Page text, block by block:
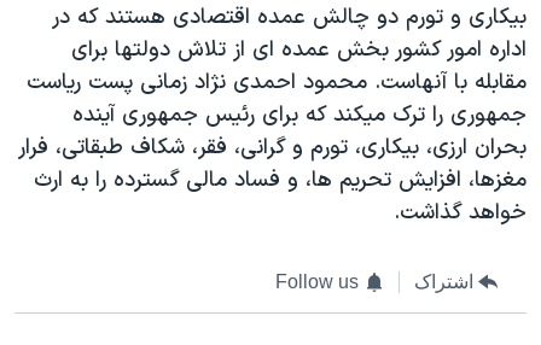
بیکاری و تورم دو چالش عمده اقتصادی هستند که در
اداره امور کشور بخش عمده ای از تلاش دولتها برای
مقابله با آنهاست. محمود احمدی نژاد زمانی پست ریاست
جمهوری را ترک میکند که برای رئیس جمهوری آینده
بحران ارزی، بیکاری، تورم و گرانی، فقر، شکاف طبقاتی، فرار
مغزها، افزایش تحریم ها، و فساد مالی گسترده را به ارث
خواهد گذاشت.
اشتراک Follow us